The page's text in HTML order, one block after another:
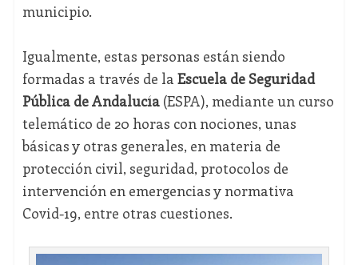
municipio.
Igualmente, estas personas están siendo
formadas a través de la Escuela de Seguridad
Pública de Andalucía(ESPA), mediante un curso
telemático de 20 horas con nociones, unas
básicas y otras generales, en materia de
protección civil, seguridad, protocolos de
intervención en emergencias y normativa
Covid-19, entre otras cuestiones.